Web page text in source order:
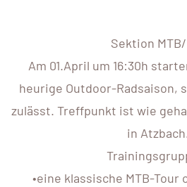
Sektion MTB/
Am 01.April um 16:30h
heurige Outdoor-Radsaison,
zulässt. Treffpunkt ist wie
in
•eine klassische MTB-Tour